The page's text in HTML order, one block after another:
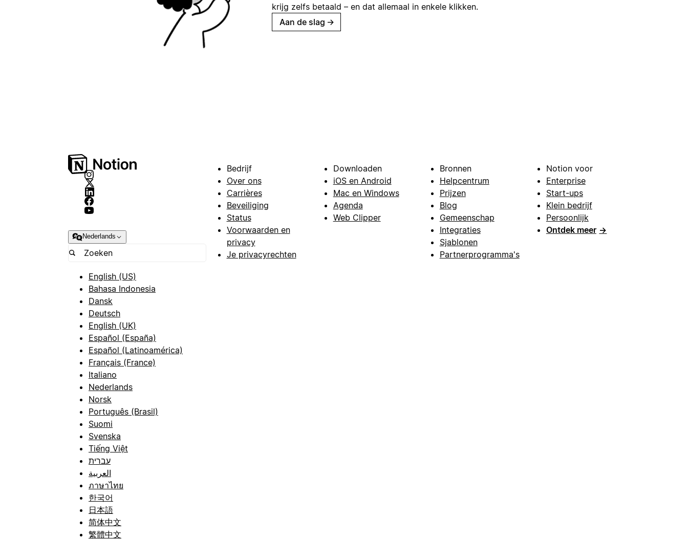
krijg zelfs betaald – en dat allemaal in enkele klikken.
Aan de slag →
Nederlands
English (US)
Bahasa Indonesia
Dansk
Deutsch
English (UK)
Español (España)
Español (Latinoamérica)
Français (France)
Italiano
Nederlands
Norsk
Português (Brasil)
Suomi
Svenska
Tiếng Việt
עברית
العربية
ภาษาไทย
한국어
日本語
简体中文
繁體中文
Bedrijf
Over ons
Carrières
Beveiliging
Status
Voorwaarden en
privacy
Je privacyrechten
Downloaden
iOS en Android
Mac en Windows
Agenda
Web Clipper
Bronnen
Helpcentrum
Prijzen
Blog
Gemeenschap
Integraties
Sjablonen
Partnerprogramma's
Notion voor
Enterprise
Start-ups
Klein bedrijf
Persoonlijk
Ontdek meer →